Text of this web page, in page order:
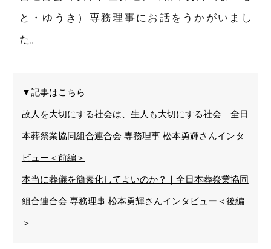
と・ゆうき）専務理事にお話をうかがいまし
た。
▼記事はこちら
故人を大切にする社会は、生人も大切にする社会｜全日
本葬祭業協同組合連合会 専務理事 松本勇輝さんインタ
ビュー＜前編＞
本当に葬儀を簡素化してよいのか？｜全日本葬祭業協同
組合連合会 専務理事 松本勇輝さんインタビュー＜後編
＞